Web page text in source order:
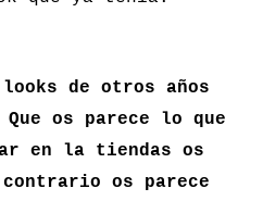
de otros años
os parece lo que
en la tiendas os
os parece